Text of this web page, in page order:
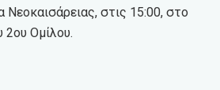
Νεοκαισάρειας, στις 15:00, στο
Ομίλου.